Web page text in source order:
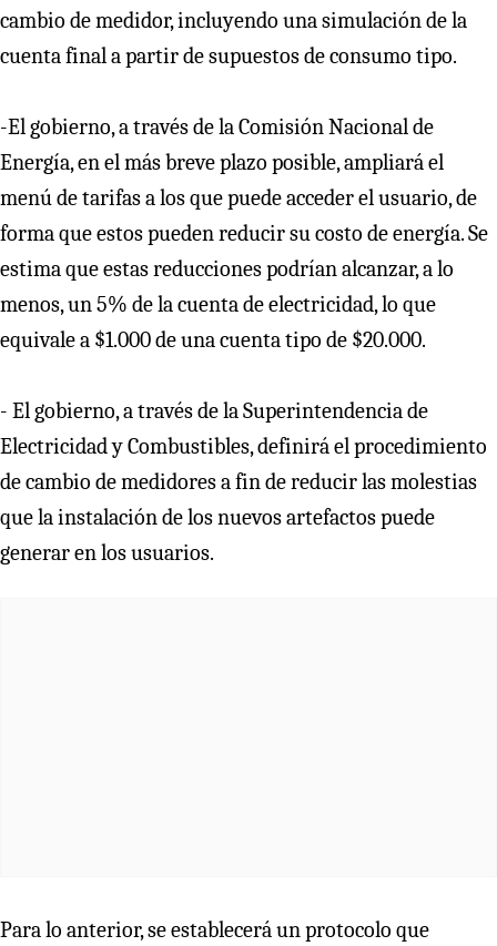
cambio de medidor, incluyendo una simulación de la
cuenta final a partir de supuestos de consumo tipo.
-El gobierno, a través de la Comisión Nacional de
Energía, en el más breve plazo posible, ampliará el
menú de tarifas a los que puede acceder el usuario, de
forma que estos pueden reducir su costo de energía. Se
estima que estas reducciones podrían alcanzar, a lo
menos, un 5% de la cuenta de electricidad, lo que
equivale a $1.000 de una cuenta tipo de $20.000.
- El gobierno, a través de la Superintendencia de
Electricidad y Combustibles, definirá el procedimiento
de cambio de medidores a fin de reducir las molestias
que la instalación de los nuevos artefactos puede
generar en los usuarios.
Para lo anterior, se establecerá un protocolo que